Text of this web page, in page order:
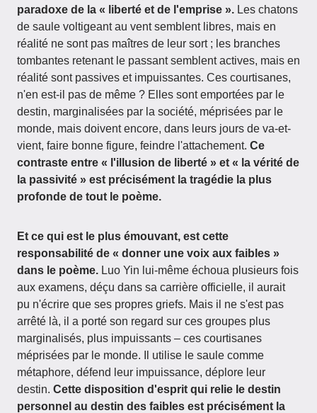
paradoxe de la « liberté et de l'emprise ». Les chatons
de saule voltigeant au vent semblent libres, mais en
réalité ne sont pas maîtres de leur sort ; les branches
tombantes retenant le passant semblent actives, mais en
réalité sont passives et impuissantes. Ces courtisanes,
n'en est-il pas de même ? Elles sont emportées par le
destin, marginalisées par la société, méprisées par le
monde, mais doivent encore, dans leurs jours de va-et-
vient, faire bonne figure, feindre l'attachement. Ce
contraste entre « l'illusion de liberté » et « la vérité de
la passivité » est précisément la tragédie la plus
profonde de tout le poème.
Et ce qui est le plus émouvant, est cette
responsabilité de « donner une voix aux faibles »
dans le poème. Luo Yin lui-même échoua plusieurs fois
aux examens, déçu dans sa carrière officielle, il aurait
pu n'écrire que ses propres griefs. Mais il ne s'est pas
arrêté là, il a porté son regard sur ces groupes plus
marginalisés, plus impuissants – ces courtisanes
méprisées par le monde. Il utilise le saule comme
métaphore, défend leur impuissance, déplore leur
destin. Cette disposition d'esprit qui relie le destin
personnel au destin des faibles est précisément la